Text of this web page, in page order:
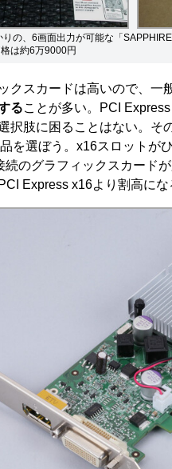
りの、6画面出力が可能な「
は約6万9000円
クスカードは高いので、一
ることが多い。PCI
択肢に困ることはない。そ
を選ぼう。x16スロットが
続のグラフィックスカード
Express x16より割高にな